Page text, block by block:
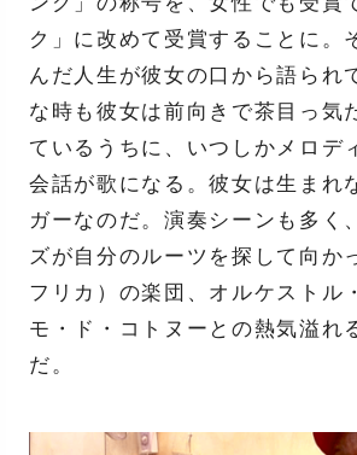
ク」に改めて受賞することに。
んだ人生が彼女の口から語られ
な時も彼女は前向きで茶目っ気
ているうちに、いつしかメロデ
会話が歌になる。彼女は生まれ
ガーなのだ。演奏シーンも多く
ズが自分のルーツを探して向か
フリカ）の楽団、オルケストル
モ・ド・コトヌーとの熱気溢れ
だ。